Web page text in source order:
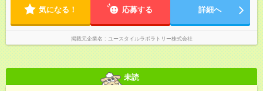
気になる！ 応募する 詳細へ
掲載元企業名 ユースタイルラボラトリー株式会社
未読